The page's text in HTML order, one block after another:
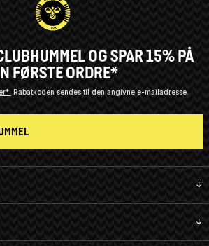
OG SPAR 15% PÅ
FØRSTE ORDRE*
Rabatkoden sendes til den angivne e-mailadresse.